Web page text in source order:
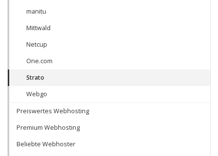
manitu
Mittwald
Netcup
One.com
Strato
Webgo
Preiswertes Webhosting
Premium Webhosting
Beliebte Webhoster